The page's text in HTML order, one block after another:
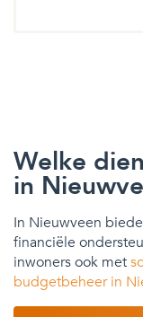
Welke
in
In Nieuwveen
financiële
inwoners ook met
budgetbeheer in